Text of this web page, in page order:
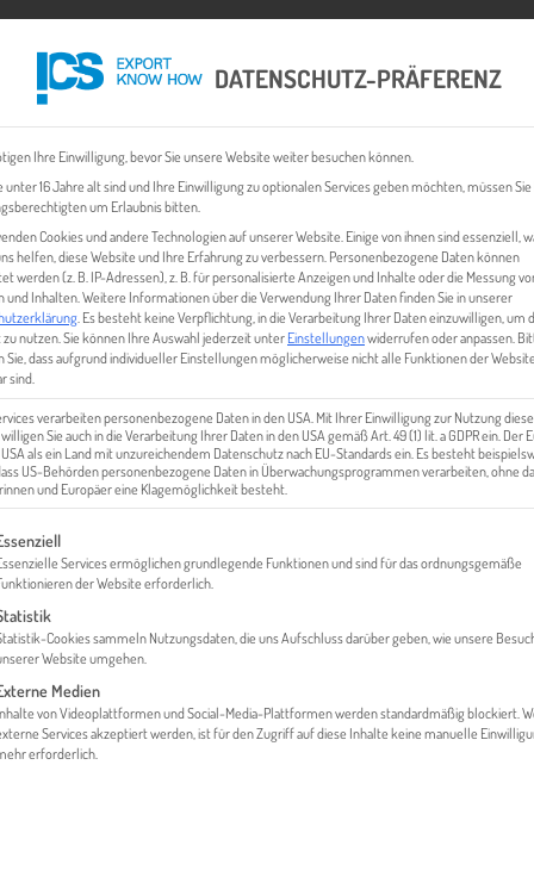
EXPORT BUSINESS PLÄNE EVENTS & NEWS INHALT
| MOBILITÄT – CHANCE FÜR
MEDIATHEK POLEN | MOBILITÄT – CHANCE
DATENSCHUTZ-PRÄFERENZ
Ihre Einwilligung, bevor Sie unsere Website weiter besuchen können.
unter 16 Jahre alt sind und Ihre Einwilligung zu optionalen Services geben möchten, müssen
um Erlaubnis bitten.
Cookies und andere Technologien auf unserer Website. Einige von ihnen sind essenziell,
helfen, diese Website und Ihre Erfahrung zu verbessern. Personenbezogene Daten können
werden (z. B. IP-Adressen), z. B. für personalisierte Anzeigen und Inhalte oder die Messung
und Inhalten. Weitere Informationen über die Verwendung Ihrer Daten finden Sie in unserer
Es besteht keine Verpflichtung, in die Verarbeitung Ihrer Daten einzuwilligen, um
nutzen. Sie können Ihre Auswahl jederzeit unterEinstellungenwiderrufen oder anpassen.
Sie, dass aufgrund individueller Einstellungen möglicherweise nicht alle Funktionen der Website
sind.
verarbeiten personenbezogene Daten in den USA. Mit Ihrer Einwilligung zur Nutzung
Sie auch in die Verarbeitung Ihrer Daten in den USA gemäß Art. 49 (1) lit. a GDPR ein. Der
als ein Land mit unzureichendem Datenschutz nach EU-Standards ein. Es besteht
US-Behörden personenbezogene Daten in Überwachungsprogrammen verarbeiten, ohne
und Europäer eine Klagemöglichkeit besteht.
eine Liste der Service-Gruppen, für die eine Einwilligung erteilt werden
Services ermöglichen grundlegende Funktionen und sind für das ordnungsgemäße
der Website erforderlich.
Cookies sammeln Nutzungsdaten, die uns Aufschluss darüber geben, wie unsere
Website umgehen.
Medien
von Videoplattformen und Social-Media-Plattformen werden standardmäßig blockiert.
Services akzeptiert werden, ist für den Zugriff auf diese Inhalte keine manuelle
erforderlich.